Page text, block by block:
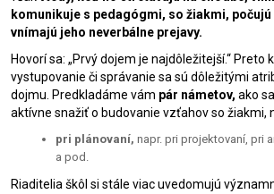
komunikuje s pedagógmi, so žiakmi,
vnímajú jeho neverbálne prejavy.
Hovorí sa: „Prvý dojem je najdôležitejší.“ Preto
vystupovanie či správanie sa sú dôležitými
dojmu. Predkladáme vám pár námetov, ako
aktívne snažiť o budovanie vzťahov so žiakmi,
pri plánovaní, napr. pri projektovaní, pri
a pod.
Riaditelia škôl si stále viac uvedomujú